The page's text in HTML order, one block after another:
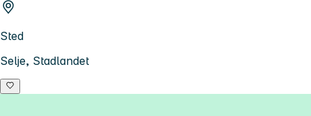
Sted
Selje, Stadlandet